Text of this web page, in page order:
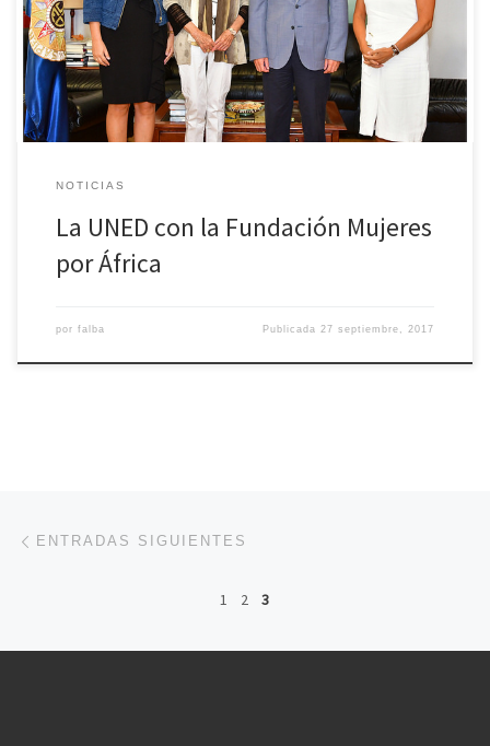
Marco y un Convenio Específico de colaboración, con el objetivo
de regular la relación de colaboración entre ambas entidades
dentro del programa de […]
NOTICIAS
La UNED con la Fundación Mujeres
por África
por falba Publicada 27 septiembre, 2017
Navegación de entradas
ENTRADAS SIGUIENTES
1 2 3